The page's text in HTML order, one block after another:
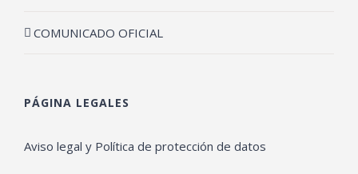
COMUNICADO OFICIAL
PÁGINA LEGALES
Aviso legal y Política de protección de datos